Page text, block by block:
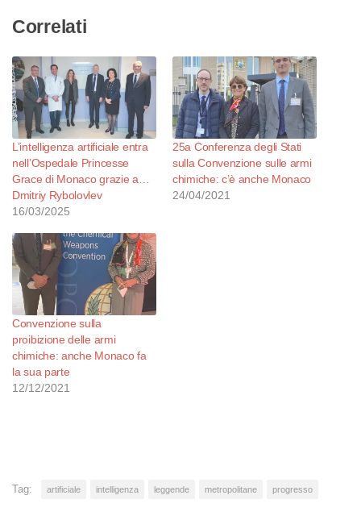
Correlati
L’intelligenza artificiale entra
nell’Ospedale Princesse
Grace di Monaco grazie a…
Dmitriy Rybolovlev
16/03/2025
25a Conferenza degli Stati
sulla Convenzione sulle armi
chimiche: c’è anche Monaco
24/04/2021
Convenzione sulla
proibizione delle armi
chimiche: anche Monaco fa
la sua parte
12/12/2021
Tag: artificiale intelligenza leggende metropolitane progresso